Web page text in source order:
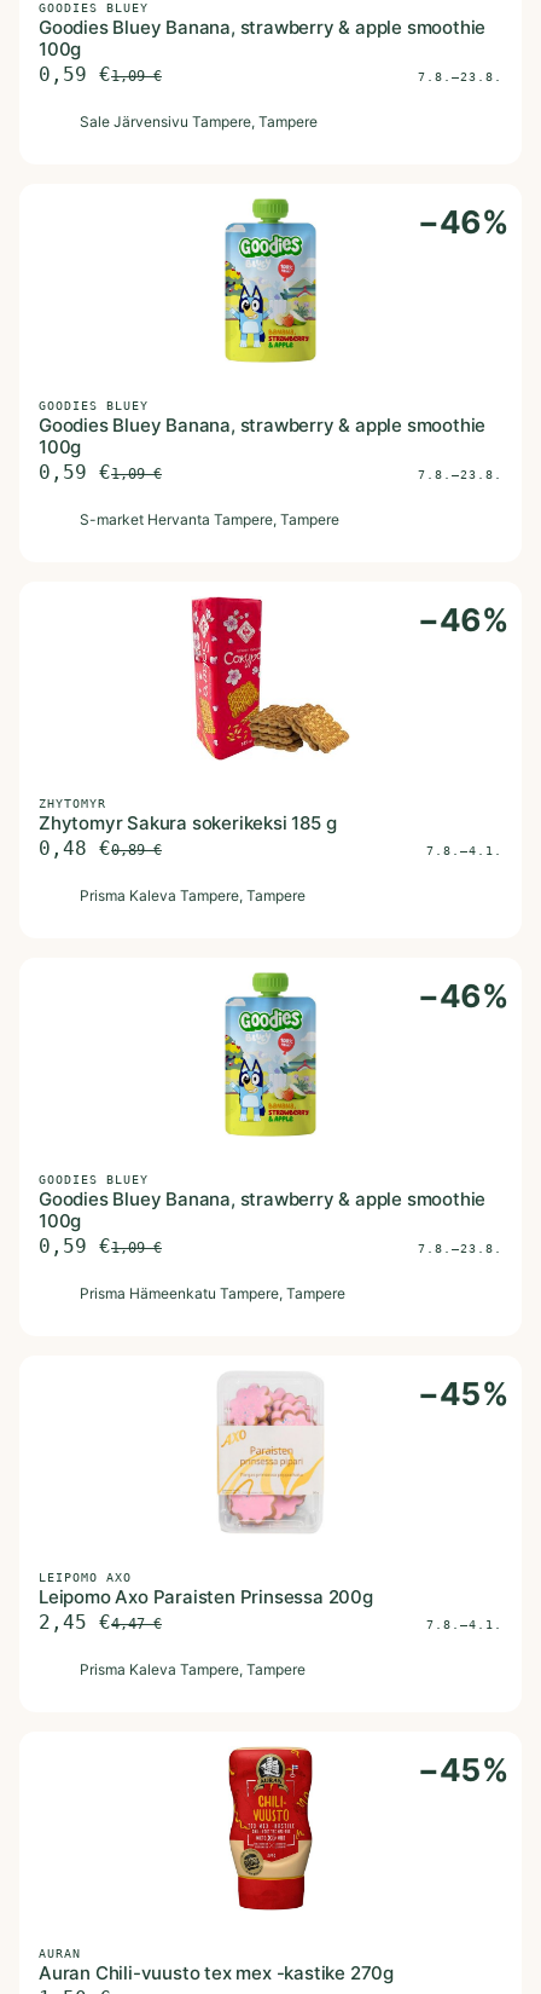
GOODIES BLUEY
Goodies Bluey Banana, strawberry & apple smoothie
100g
0,59 €1,09€ 7.8.–23.8.
Sale Järvensivu Tampere, Tampere
−46%
GOODIES BLUEY
Goodies Bluey Banana, strawberry & apple smoothie
100g
0,59 €1,09€ 7.8.–23.8.
S-market Hervanta Tampere, Tampere
−46%
ZHYTOMYR
Zhytomyr Sakura sokerikeksi 185 g
0,48 €0,89€ 7.8.–4.1.
Prisma Kaleva Tampere, Tampere
−46%
GOODIES BLUEY
Goodies Bluey Banana, strawberry & apple smoothie
100g
0,59 €1,09€ 7.8.–23.8.
Prisma Hämeenkatu Tampere, Tampere
−45%
LEIPOMO AXO
Leipomo Axo Paraisten Prinsessa 200g
2,45 €4,47€ 7.8.–4.1.
Prisma Kaleva Tampere, Tampere
−45%
AURAN
Auran Chili-vuusto tex mex -kastike 270g